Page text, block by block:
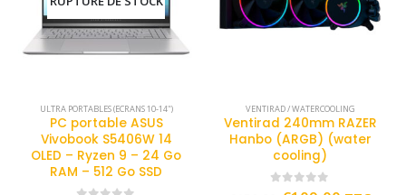
ULTRA PORTABLES (ECRANS 10-14")
PC portable ASUS
Vivobook S5406W 14
OLED – Ryzen 9 – 24 Go
RAM – 512 Go SSD
VENTIRAD / WATERCOOLING
Ventirad 240mm RAZER
Hanbo (ARGB) (water
cooling)
out of 5